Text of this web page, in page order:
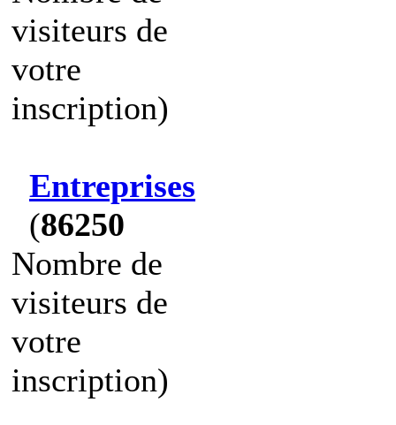
visiteurs de
votre
inscription)
Entreprises
(86250
Nombre de
visiteurs de
votre
inscription)